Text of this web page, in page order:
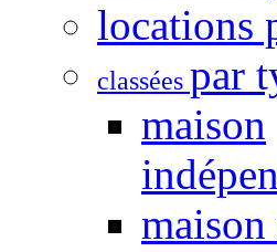
locations
classées par
maison